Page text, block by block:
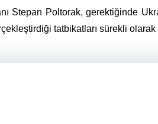
Stepan Poltorak, gerektiğinde
tatbikatları sürekli